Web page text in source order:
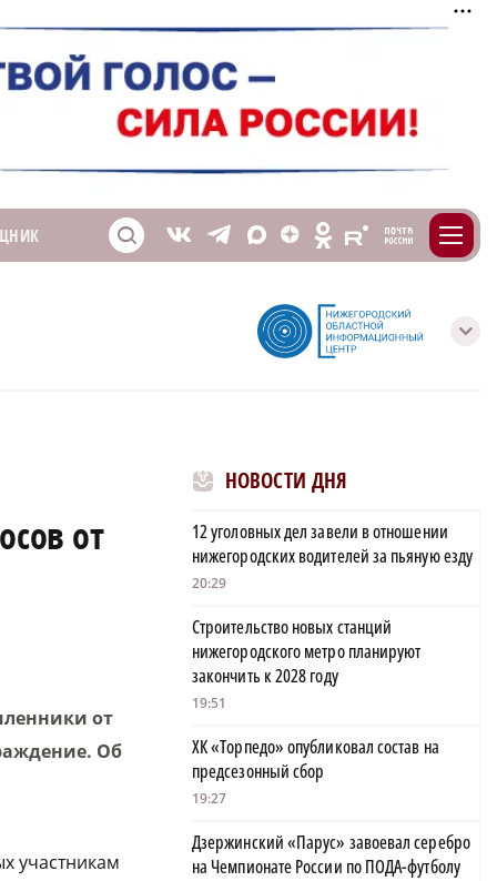
S V T X Z O E m
с
от
от
Об
участникам
НОВОСТИ ДНЯ
12 уголовных дел завели в отношении
нижегородских водителей за пьяную езду
20:29
Строительство новых станций
нижегородского метро планируют
закончить к 2028 году
19:51
ХК «Торпедо» опубликовал состав на
предсезонный сбор
19:27
Дзержинский «Парус» завоевал серебро
на Чемпионате России по ПОДА-футболу